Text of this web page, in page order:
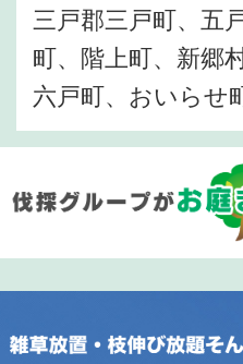
三戸郡三戸町、五
町、階上町、新郷
六戸町、おいらせ